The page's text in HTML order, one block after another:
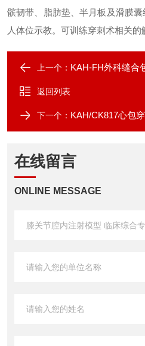
髌韧带、脂肪垫、半月板及滑膜囊
人体位示教。 可训练穿刺术相关的
上一个： KAH-FH外科缝合包
返回列表
下一个： KAH/CK817心包穿刺与
在线留言
ONLINE MESSAGE